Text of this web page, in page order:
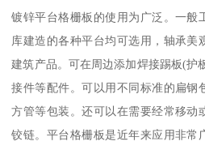
镀锌平台格栅板的使用为广泛。一般
库建造的各种平台均可选用，轴承美
建筑产品。可在周边添加焊接踢板(护
接件等配件。可以用不同标准的扁钢
方管等包装。还可以在需要经常移动
铰链。平台格栅板是近年来应用非常